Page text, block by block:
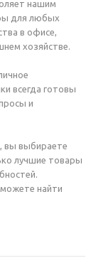
нашим
для любых
в офисе,
хозяйстве.
всегда готовы
и
вы выбираете
лучшие товары
найти